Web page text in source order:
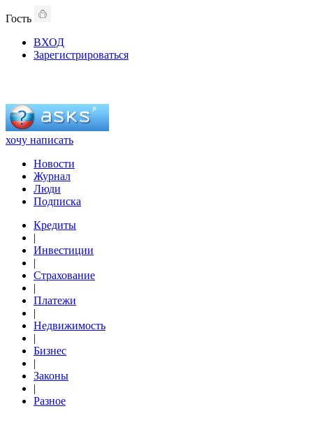
Гость
ВХОД
Зарегистрироваться
хочу написать
Новости
Журнал
Люди
Подписка
Кредиты
|
Инвестиции
|
Страхование
|
Платежи
|
Недвижимость
|
Бизнес
|
Законы
|
Разное